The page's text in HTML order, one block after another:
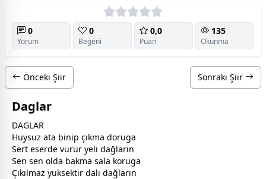
0
Yorum
0
Beğeni
0,0
Puan
135
Okunma
Önceki Şiir Sonraki Şiir
Daglar
DAGLAR
Huysuz ata binip çıkma doruga
Sert eserde vurur yeli dağların
Sen sen olda bakma sala koruga
Çıkılmaz yuksektir dalı dağların